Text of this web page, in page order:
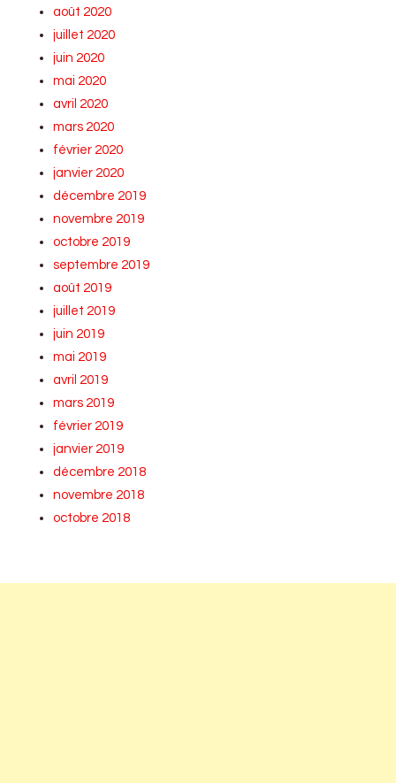
août 2020
juillet 2020
juin 2020
mai 2020
avril 2020
mars 2020
février 2020
janvier 2020
décembre 2019
novembre 2019
octobre 2019
septembre 2019
août 2019
juillet 2019
juin 2019
mai 2019
avril 2019
mars 2019
février 2019
janvier 2019
décembre 2018
novembre 2018
octobre 2018